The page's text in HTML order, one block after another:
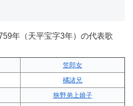
年（天平宝字3年）の代表歌
笠郎女
橘諸兄
狭野弟上娘子